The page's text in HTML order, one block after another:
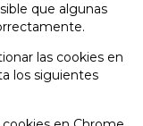
que algunas
las cookies en
los siguientes